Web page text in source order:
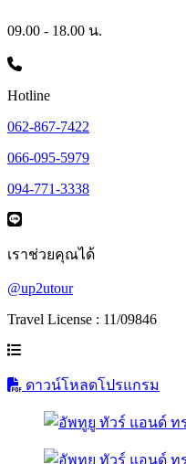
09.00 - 18.00 น.
Hotline
062-867-7422
066-095-5979
094-771-3338
เราช่วยคุณได้
@up2utour
Travel License : 11/09846
ดาวน์โหลดโปรแกรม